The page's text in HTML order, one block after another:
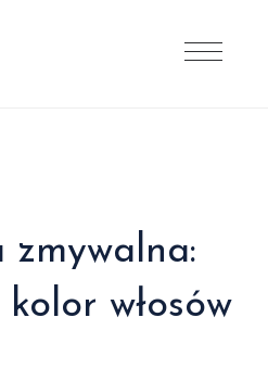
zmywalna:
włosów